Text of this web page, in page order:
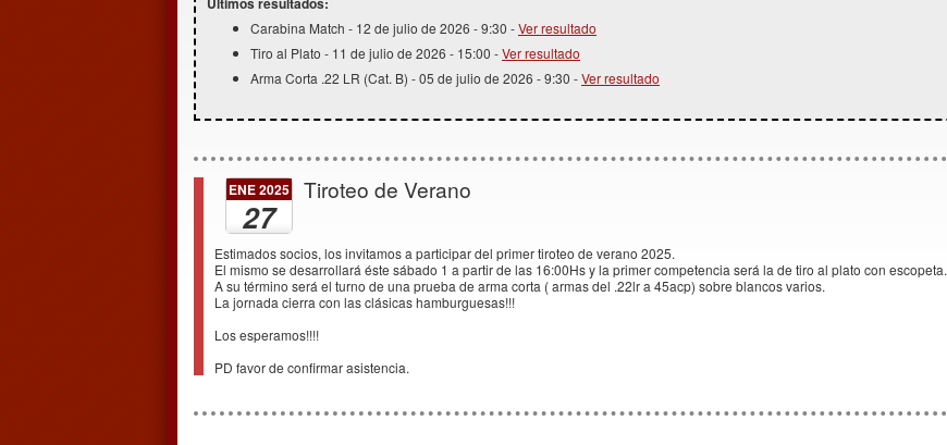
Carabina Match - 12 de julio de 2026 - 9:30 -Ver resultado
Tiro al Plato - 11 de julio de 2026 - 15:00 -Ver resultado
Arma Corta .22 LR (Cat. B) - 05 de julio de 2026 - 9:30 -Ver resultado
ENE 2025
27
Tiroteo de Verano
Estimados socios, los invitamos a participar del primer tiroteo de verano 2025.
El mismo se desarrollará éste sábado 1 a partir de las 16:00Hs y la primer competencia será la de tiro al plato con escopeta.
A su término será el turno de una prueba de arma corta ( armas del .22lr a 45acp) sobre blancos varios.
La jornada cierra con las clásicas hamburguesas!!!
Los esperamos!!!!
PD favor de confirmar asistencia.